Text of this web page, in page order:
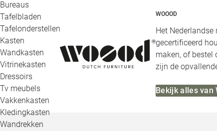
Bureaus
Tafelbladen
Tafelonderstellen
Kasten
Wandkasten
Vitrinekasten
Dressoirs
Tv meubels
Vakkenkasten
Kledingkasten
Wandrekken
WOOOD
Het
gecertificeerd
maken, of bestel
zijn de
Bekijk alles van